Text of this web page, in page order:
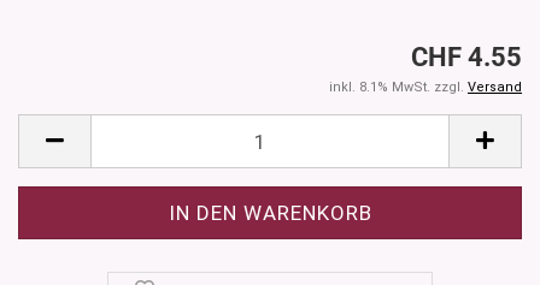
CHF 4.55
inkl. 8.1% MwSt. zzgl. Versand